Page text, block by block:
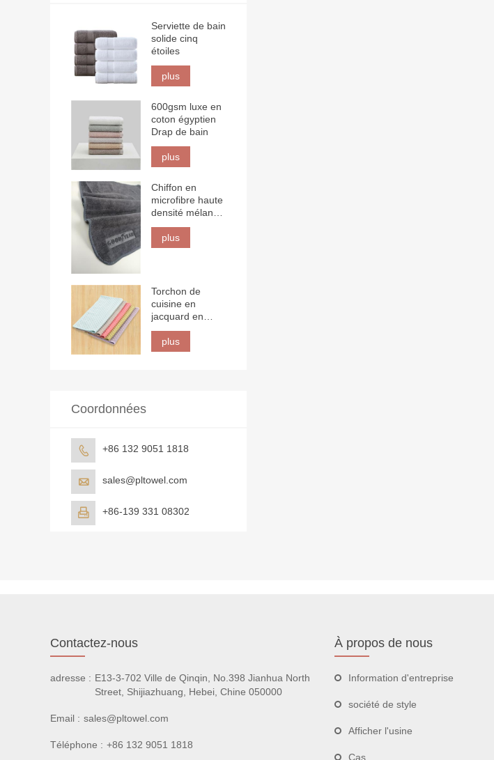
Serviette de bain
solide cinq
étoiles
plus
600gsm luxe en
coton égyptien
Drap de bain
plus
Chiffon en
microfibre haute
densité mélange
80/20 avec logo
3Dplus
Torchon de
cuisine en
jacquard en
nanofibre
plus
Coordonnées
 +86 132 9051 1818
 sales@pltowel.com
 +86-139 331 08302
Contactez-nous
adresse : E13-3-702 Ville de Qinqin, No.398 Jianhua North
Street, Shijiazhuang, Hebei, Chine 050000
Email : sales@pltowel.com
Téléphone : +86 132 9051 1818
À propos de nous
Information d'entreprise
société de style
Afficher l'usine
Cas